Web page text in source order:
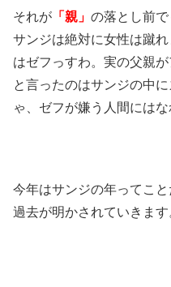
それが 「親」 の落とし前
サンジは絶対に女性は蹴
はゼフっすわ。実の父親
と言ったのはサンジの中
ゃ、ゼフが嫌う人間には
今年はサンジの年ってこ
過去が明かされていきます